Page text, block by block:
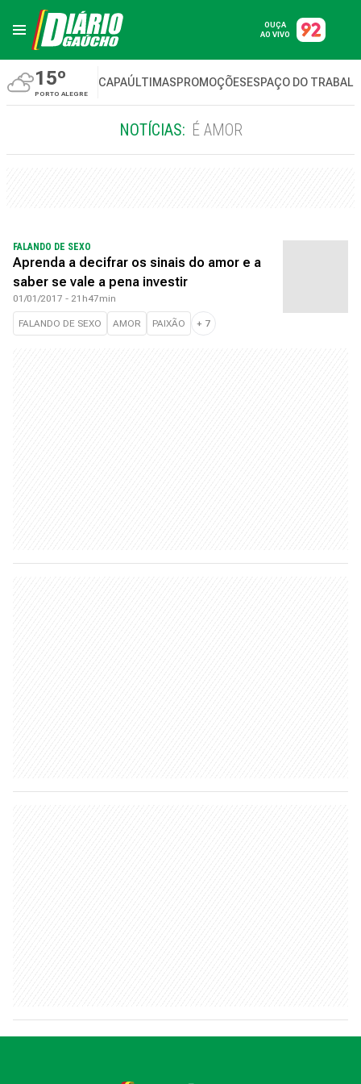
OUÇA
AO VIVO
15º
PORTO ALEGRE
CAPAÚLTIMASPROMOÇÕESESPAÇO DO
NOTÍCIAS: É AMOR
FALANDO DE SEXO
Aprenda a decifrar os sinais do amor e a
saber se vale a pena investir
01/01/2017 - 21h47min
FALANDO DE SEXO AMOR PAIXÃO + 7